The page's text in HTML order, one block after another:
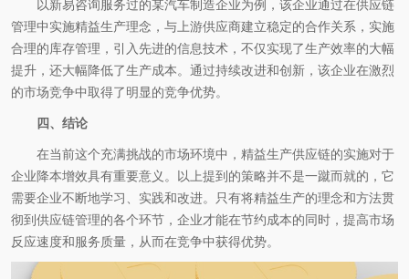
以新易咨询服务过的某汽车制造企业为例，该企业通过在供应链
管理中实施精益生产理念，与上游供应商建立稳定的合作关系，实施
合理的库存管理，引入先进的信息技术，不仅实现了生产效率的大幅
提升，还大幅降低了生产成本。通过持续改进和创新，该企业在激烈
的市场竞争中取得了明显的竞争优势。
四、结论
在当前这个充满挑战的市场环境中，精益生产供应链的实施对于
企业降本增效具有重要意义。以上提到的策略并不是一蹴而就的，它
需要企业不断地学习、实践和改进。只有将精益生产的理念和方法贯
彻到供应链管理的各个环节，企业才能在节约成本的同时，提高市场
反应速度和服务质量，从而在竞争中获得优势。